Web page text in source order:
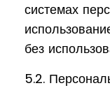
системах
без
5.2.